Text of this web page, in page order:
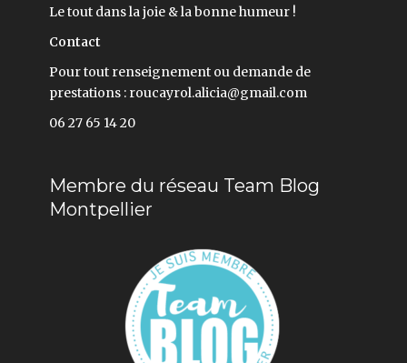
Le tout dans la joie & la bonne humeur !
Contact
Pour tout renseignement ou demande de
prestations : roucayrol.alicia@gmail.com
06 27 65 14 20
Membre du réseau Team Blog
Montpellier